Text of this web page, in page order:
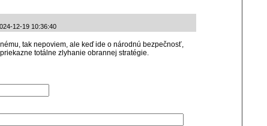
12-19 10:36:40
tak nepoviem, ale keď ide o národnú bezpečnosť,
totálne zlyhanie obrannej stratégie.